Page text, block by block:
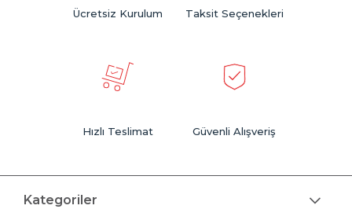
Ücretsiz Kurulum Taksit Seçenekleri
Hızlı Teslimat Güvenli Alışveriş
Kategoriler